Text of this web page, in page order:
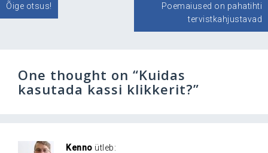
Õige otsus!
Poemaiused on pahatihti
tervistkahjustavad
One thought on “Kuidas
kasutada kassi klikkerit?”
Kenno ütleb: